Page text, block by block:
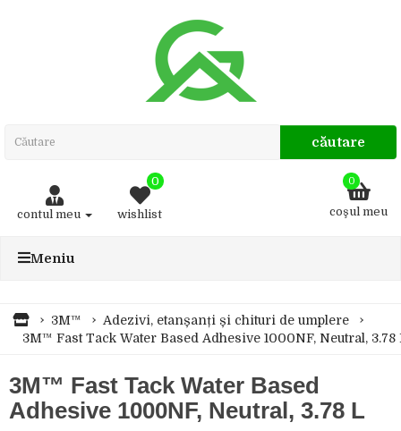
căutare
contul meu
0
wishlist coşul meu
0
Meniu
3M™
Adezivi, etanșanți și chituri de umplere
3M™ Fast Tack Water Based Adhesive 1000NF, Neutral, 3.78
3M™ Fast Tack Water Based
Adhesive 1000NF, Neutral, 3.78 L